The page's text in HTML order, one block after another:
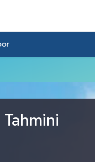
Tahmini